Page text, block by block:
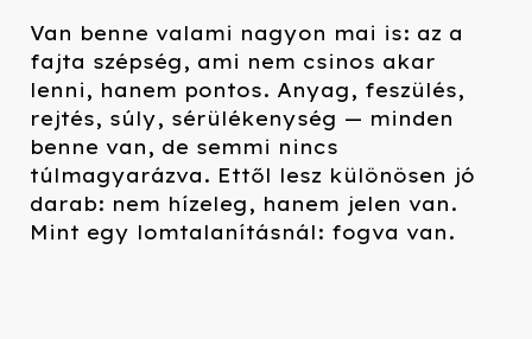
Van benne valami nagyon mai is: az a
fajta szépség, ami nem csinos akar
lenni, hanem pontos. Anyag, feszülés,
rejtés, súly, sérülékenység — minden
benne van, de semmi nincs
túlmagyarázva. Ettől lesz különösen jó
darab: nem hízeleg, hanem jelen van.
Mint egy lomtalanításnál: fogva van.